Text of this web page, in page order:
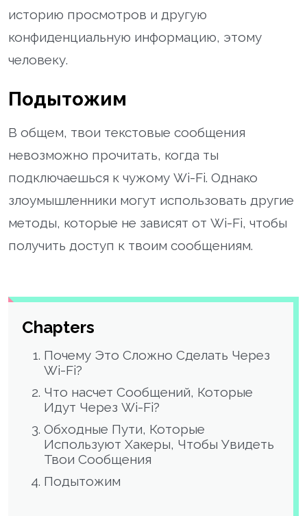
историю просмотров и другую
конфиденциальную информацию, этому
человеку.
Подытожим
В общем, твои текстовые сообщения
невозможно прочитать, когда ты
подключаешься к чужому Wi-Fi. Однако
злоумышленники могут использовать другие
методы, которые не зависят от Wi-Fi, чтобы
получить доступ к твоим сообщениям.
Chapters
Почему Это Сложно Сделать Через
Wi-Fi?
Что насчет Сообщений, Которые
Идут Через Wi-Fi?
Обходные Пути, Которые
Используют Хакеры, Чтобы Увидеть
Твои Сообщения
Подытожим